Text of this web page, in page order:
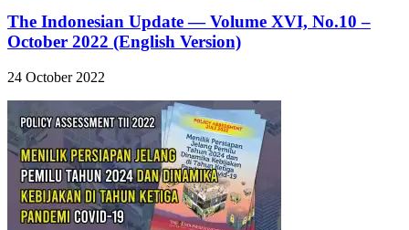
The Indonesian Update — Volume XVI, No.10 –
October 2022 (English Version)
24 October 2022